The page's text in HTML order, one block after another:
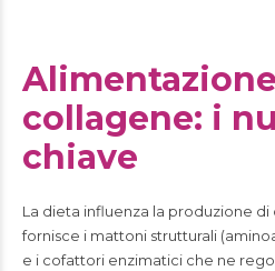
collagene: i
chiave
La dieta influenza la produzione di
fornisce i mattoni strutturali
e i cofattori enzimatici che ne